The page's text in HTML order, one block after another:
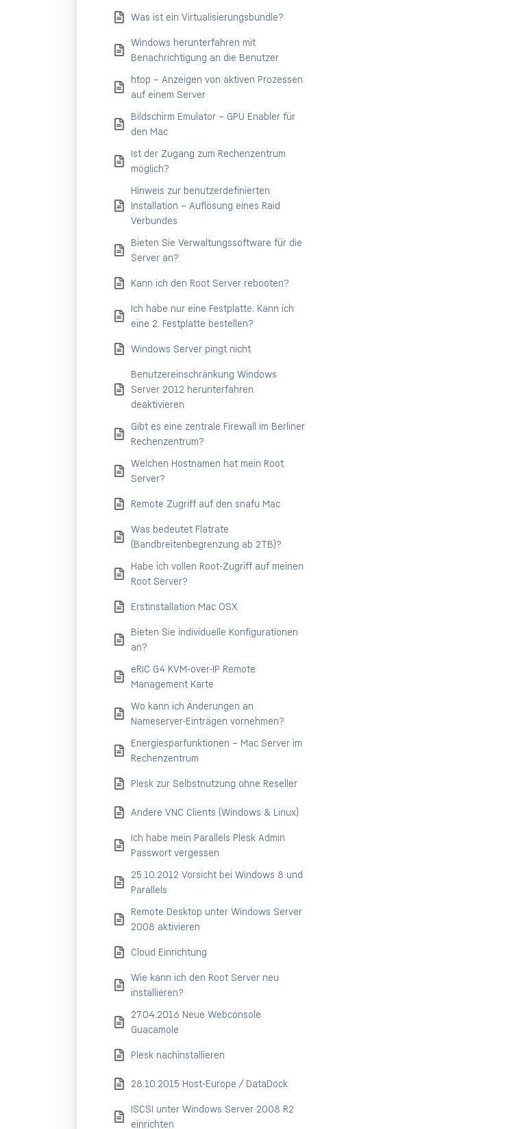
Was ist ein Virtualisierungsbundle?
Windows herunterfahren mit
Benachrichtigung an die Benutzer
htop – Anzeigen von aktiven Prozessen
auf einem Server
Bildschirm Emulator – GPU Enabler für
den Mac
Ist der Zugang zum Rechenzentrum
möglich?
Hinweis zur benutzerdefinierten
Installation – Auflösung eines Raid
Verbundes
Bieten Sie Verwaltungssoftware für die
Server an?
Kann ich den Root Server rebooten?
Ich habe nur eine Festplatte. Kann ich
eine 2. Festplatte bestellen?
Windows Server pingt nicht
Benutzereinschränkung Windows
Server 2012 herunterfahren
deaktivieren
Gibt es eine zentrale Firewall im Berliner
Rechenzentrum?
Welchen Hostnamen hat mein Root
Server?
Remote Zugriff auf den snafu Mac
Was bedeutet Flatrate
(Bandbreitenbegrenzung ab 2TB)?
Habe ich vollen Root-Zugriff auf meinen
Root Server?
Erstinstallation Mac OSX
Bieten Sie individuelle Konfigurationen
an?
eRIC G4 KVM-over-IP Remote
Management Karte
Wo kann ich Änderungen an
Nameserver-Einträgen vornehmen?
Energiesparfunktionen – Mac Server im
Rechenzentrum
Plesk zur Selbstnutzung ohne Reseller
Andere VNC Clients (Windows & Linux)
Ich habe mein Parallels Plesk Admin
Passwort vergessen
25.10.2012 Vorsicht bei Windows 8 und
Parallels
Remote Desktop unter Windows Server
2008 aktivieren
Cloud Einrichtung
Wie kann ich den Root Server neu
installieren?
27.04.2016 Neue Webconsole
Guacamole
Plesk nachinstallieren
28.10.2015 Host-Europe / DataDock
ISCSI unter Windows Server 2008 R2
einrichten